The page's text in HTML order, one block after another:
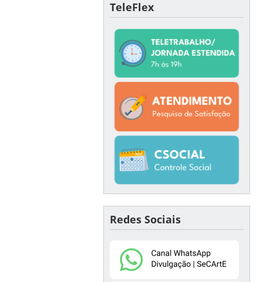
TeleFlex
Redes Sociais